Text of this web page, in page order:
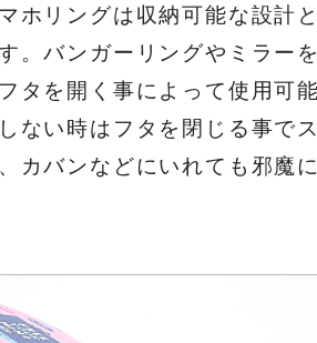
ホリングは収納可能な設計
。バンガーリングやミラー
タを開く事によって使用可
ない時はフタを閉じる事で
カバンなどにいれても邪魔